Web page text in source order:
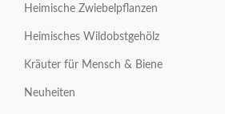
Heimische Zwiebelpflanzen
Heimisches Wildobstgehölz
Kräuter für Mensch & Biene
Neuheiten